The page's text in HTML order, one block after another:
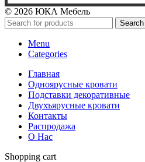
© 2026 ЮКА Мебель
Search
Menu
Categories
Главная
Одноярусные кровати
Подставки декоративные
Двухъярусные кровати
Контакты
Распродажа
О Нас
Shopping cart